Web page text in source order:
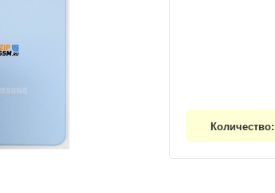
Количество: